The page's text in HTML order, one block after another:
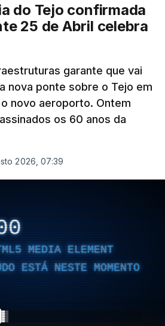
do Tejo confirmada
25 de Abril celebra
garante que vai
nova ponte sobre o Tejo em
novo aeroporto. Ontem
os 60 anos da
2026, 07:39
MEDIA ELEMENT
ESTÁ NESTE MOMENTO